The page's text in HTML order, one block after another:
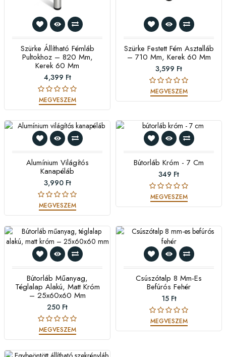
Szürke Állítható Fémláb
Pultokhoz – 820 Mm,
Kerek 60 Mm
4,399 Ft
MEGVESZEM
Szürke Festett Fém Asztalláb
– 710 Mm, Kerek 60 Mm
3,599 Ft
MEGVESZEM
Alumínium Világítós
Kanapéláb
3,990 Ft
MEGVESZEM
Bútorláb Króm - 7 Cm
349 Ft
MEGVESZEM
Bútorláb Műanyag,
Téglalap Alakú, Matt Króm
– 25x60x60 Mm
250 Ft
MEGVESZEM
Csúszótalp 8 Mm-Es
Befúrós Fehér
15 Ft
MEGVESZEM